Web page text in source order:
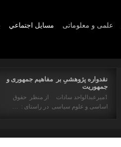
مسايل اجتماعي علمی و معلوماتی
نقدواره پژوهشیِ بر مفاهیم جمهوری و
جمهوریت
1میرعبدالواحد سادات از منظر حقوق
اساسی و علوم سیاسی در راستای : …